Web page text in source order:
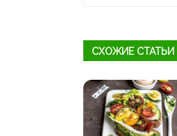
СХОЖИЕ СТАТЬИ